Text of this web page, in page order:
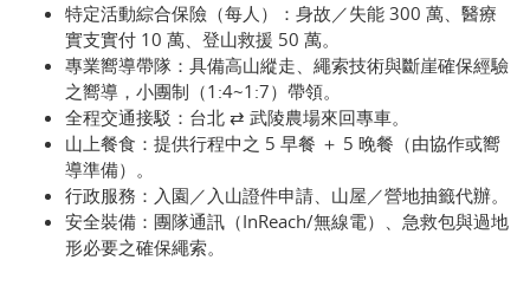
特定活動綜合保險（每人）：身故／失能 300 萬、醫療
實支實付 10 萬、登山救援 50 萬。
專業嚮導帶隊：具備高山縱走、繩索技術與斷崖確保經驗
之嚮導，小團制（1:4~1:7）帶領。
全程交通接駁：台北 ⇄ 武陵農場來回專車。
山上餐食：提供行程中之 5 早餐 ＋ 5 晚餐（由協作或嚮
導準備）。
行政服務：入園／入山證件申請、山屋／營地抽籤代辦。
安全裝備：團隊通訊（InReach/無線電）、急救包與過地
形必要之確保繩索。